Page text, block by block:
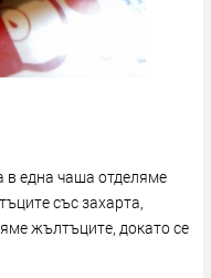
в една чаша отделяме
със захарта,
жълтъците, докато се